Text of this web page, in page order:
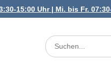
15:00 Uhr | Mi. bis Fr.
Search
for: